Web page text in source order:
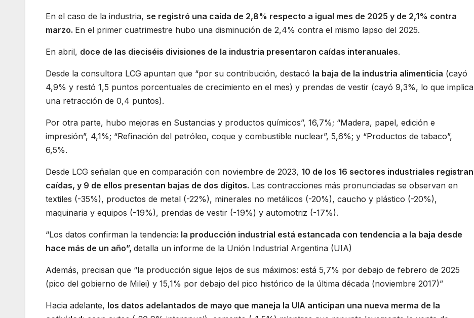
En el caso de la industria, se registró una caída de 2,8% respecto a igual mes de 2025 y de 2,1% contra
marzo. En el primer cuatrimestre hubo una disminución de 2,4% contra el mismo lapso del 2025.
En abril, doce de las dieciséis divisiones de la industria presentaron caídas interanuales.
Desde la consultora LCG apuntan que “por su contribución, destacó la baja de la industria alimenticia (cayó
4,9% y restó 1,5 puntos porcentuales de crecimiento en el mes) y prendas de vestir (cayó 9,3%, lo que implica
una retracción de 0,4 puntos).
Por otra parte, hubo mejoras en Sustancias y productos químicos”, 16,7%; “Madera, papel, edición e
impresión”, 4,1%; “Refinación del petróleo, coque y combustible nuclear”, 5,6%; y “Productos de tabaco”,
6,5%.
Desde LCG señalan que en comparación con noviembre de 2023, 10 de los 16 sectores industriales registran
caídas, y 9 de ellos presentan bajas de dos dígitos. Las contracciones más pronunciadas se observan en
textiles (-35%), productos de metal (-22%), minerales no metálicos (-20%), caucho y plástico (-20%),
maquinaria y equipos (-19%), prendas de vestir (-19%) y automotriz (-17%).
“Los datos confirman la tendencia: la producción industrial está estancada con tendencia a la baja desde
hace más de un año”, detalla un informe de la Unión Industrial Argentina (UIA)
Además, precisan que “la producción sigue lejos de sus máximos: está 5,7% por debajo de febrero de 2025
(pico del gobierno de Milei) y 15,1% por debajo del pico histórico de la última década (noviembre 2017)”
Hacia adelante, los datos adelantados de mayo que maneja la UIA anticipan una nueva merma de la